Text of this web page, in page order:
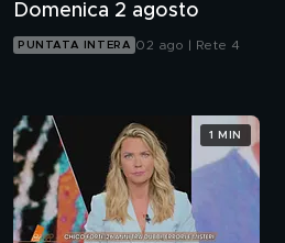
Domenica 2 agosto
PUNTATA INTERA 02 ago | Rete 4
1 MIN